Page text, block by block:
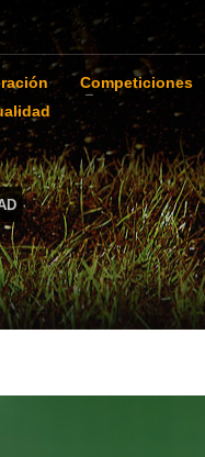
Competiciones